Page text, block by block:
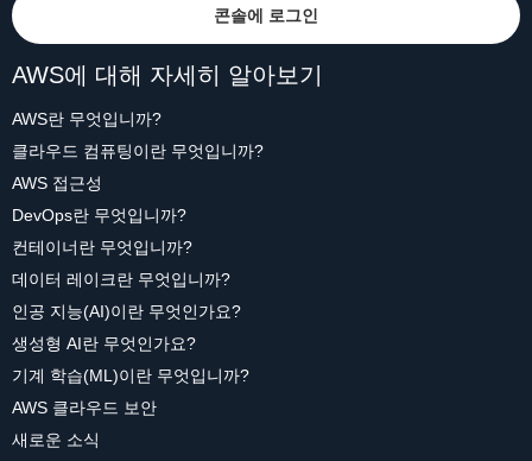
콘솔에 로그인
AWS에 대해 자세히 알아보기
AWS란 무엇입니까?
클라우드 컴퓨팅이란 무엇입니까?
AWS 접근성
DevOps란 무엇입니까?
컨테이너란 무엇입니까?
데이터 레이크란 무엇입니까?
인공 지능(AI)이란 무엇인가요?
생성형 AI란 무엇인가요?
기계 학습(ML)이란 무엇입니까?
AWS 클라우드 보안
새로운 소식